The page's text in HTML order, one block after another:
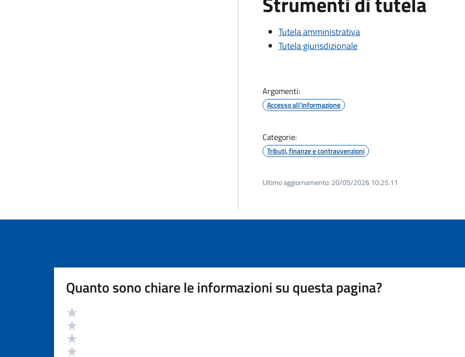
Tutela amministrativa
Tutela giurisdizionale
Argomenti:
Accesso all'informazione
Categorie:
Tributi, finanze e contravvenzioni
Ultimo aggiornamento: 20/05/2026 10:25.11
Quanto sono chiare le informazioni su questa pagina?
Valutazione